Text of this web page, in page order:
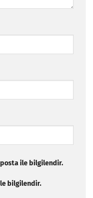
ile bilgilendir.
bilgilendir.